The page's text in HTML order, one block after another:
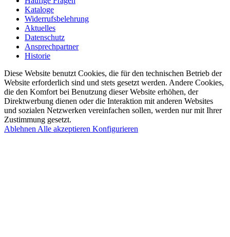
Kataloge
Widerrufsbelehrung
Aktuelles
Datenschutz
Ansprechpartner
Historie
Diese Website benutzt Cookies, die für den technischen Betrieb der
Website erforderlich sind und stets gesetzt werden. Andere Cookies,
die den Komfort bei Benutzung dieser Website erhöhen, der
Direktwerbung dienen oder die Interaktion mit anderen Websites
und sozialen Netzwerken vereinfachen sollen, werden nur mit Ihrer
Zustimmung gesetzt.
Ablehnen Alle akzeptieren Konfigurieren